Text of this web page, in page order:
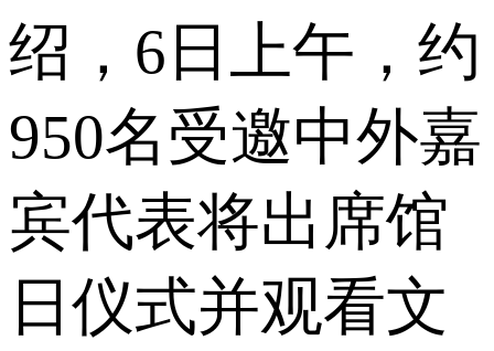
绍，6日上午，约
950名受邀中外嘉
宾代表将出席馆
日仪式并观看文